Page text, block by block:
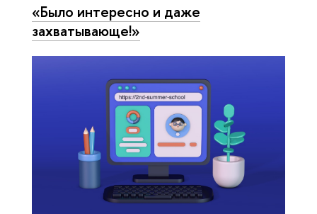
«Было интересно и даже
захватывающе!»